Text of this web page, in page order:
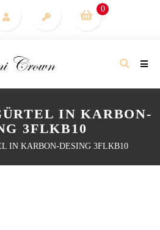
0
IN KARBON-
3FLKB10
IN KARBON-DESING 3FLKB10